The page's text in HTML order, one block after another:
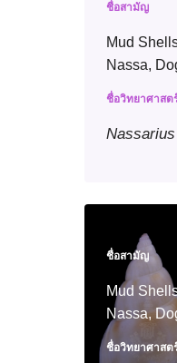
ชื่อสามัญ
Mud
Nassa,
ชื่อวิทยาศาสต
Nassarius
ชื่อสามัญ
Mud
Nassa,
ชื่อวิทยาศาสต